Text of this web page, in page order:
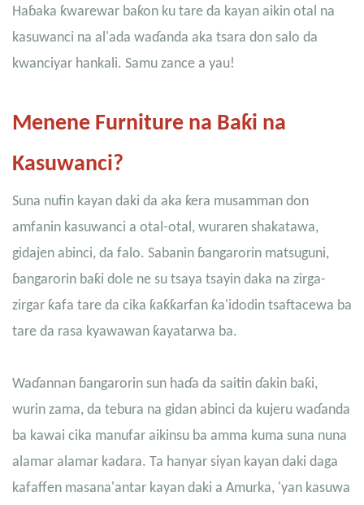
Haɓaka ƙwarewar baƙon ku tare da kayan aikin otal na
kasuwanci na al'ada waɗanda aka tsara don salo da
kwanciyar hankali. Samu zance a yau!
Menene Furniture na Baƙi na
Kasuwanci?
Suna nufin kayan daki da aka ƙera musamman don
amfanin kasuwanci a otal-otal, wuraren shakatawa,
gidajen abinci, da falo. Sabanin ɓangarorin matsuguni,
ɓangarorin baƙi dole ne su tsaya tsayin daka na zirga-
zirgar ƙafa tare da cika ƙaƙƙarfan ƙa'idodin tsaftacewa ba
tare da rasa kyawawan ƙayatarwa ba.
Waɗannan ɓangarorin sun haɗa da saitin ɗakin baƙi,
wurin zama, da tebura na gidan abinci da kujeru waɗanda
ba kawai cika manufar aikinsu ba amma kuma suna nuna
alamar alamar kadara. Ta hanyar siyan kayan daki daga
kafaffen masana'antar kayan daki a Amurka, 'yan kasuwa